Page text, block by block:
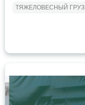
ТЯЖЕЛОВЕСНЫЙ ГРУЗ